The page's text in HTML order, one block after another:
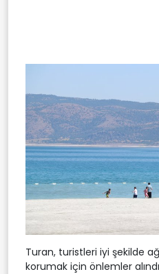
Turan, turistleri iyi şekilde
korumak için önlemler